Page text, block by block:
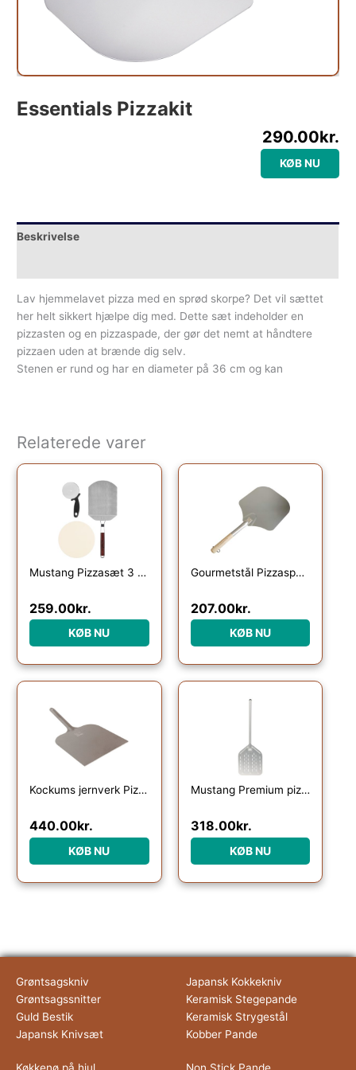
Essentials Pizzakit
290.00kr.
KØB NU
Beskrivelse
Lav hjemmelavet pizza med en sprød skorpe? Det vil sættet
her helt sikkert hjælpe dig med. Dette sæt indeholder en
pizzasten og en pizzaspade, der gør det nemt at håndtere
pizzaen uden at brænde dig selv.
Stenen er rund og har en diameter på 36 cm og kan
Relaterede varer
Mustang Pizzasæt 3 dele
259.00kr.
KØB NU
Gourmetstål Pizzaspade i aluminium
207.00kr.
KØB NU
Kockums jernverk Pizzaspade, rustfrit stål
440.00kr.
KØB NU
Mustang Premium pizzaspade 30 cm
318.00kr.
KØB NU
Grøntsagskniv
Grøntsagssnitter
Guld Bestik
Japansk Knivsæt
Japansk Kokkekniv
Keramisk Stegepande
Keramisk Strygestål
Kobber Pande